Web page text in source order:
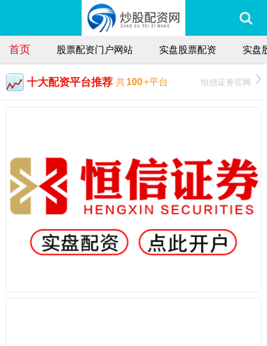
首页 股票配资门户网站 实盘股票配资 实盘
十大配资平台推荐 共100+平台 恒信证券官网